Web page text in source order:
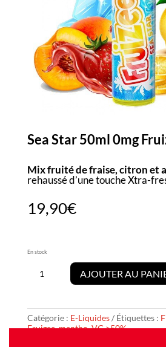
Sea Star 50ml 0mg
Mix fruité de fraise, citron et
rehaussé d’une touche Xtra-
19,90€
En stock
Fruizee
AJOUTER AU
Catégorie : E-Liquides Étiquettes :
Fruizee,mentho,VG >50%